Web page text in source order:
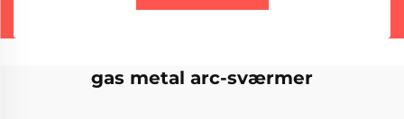
gas metal arc-sværmer